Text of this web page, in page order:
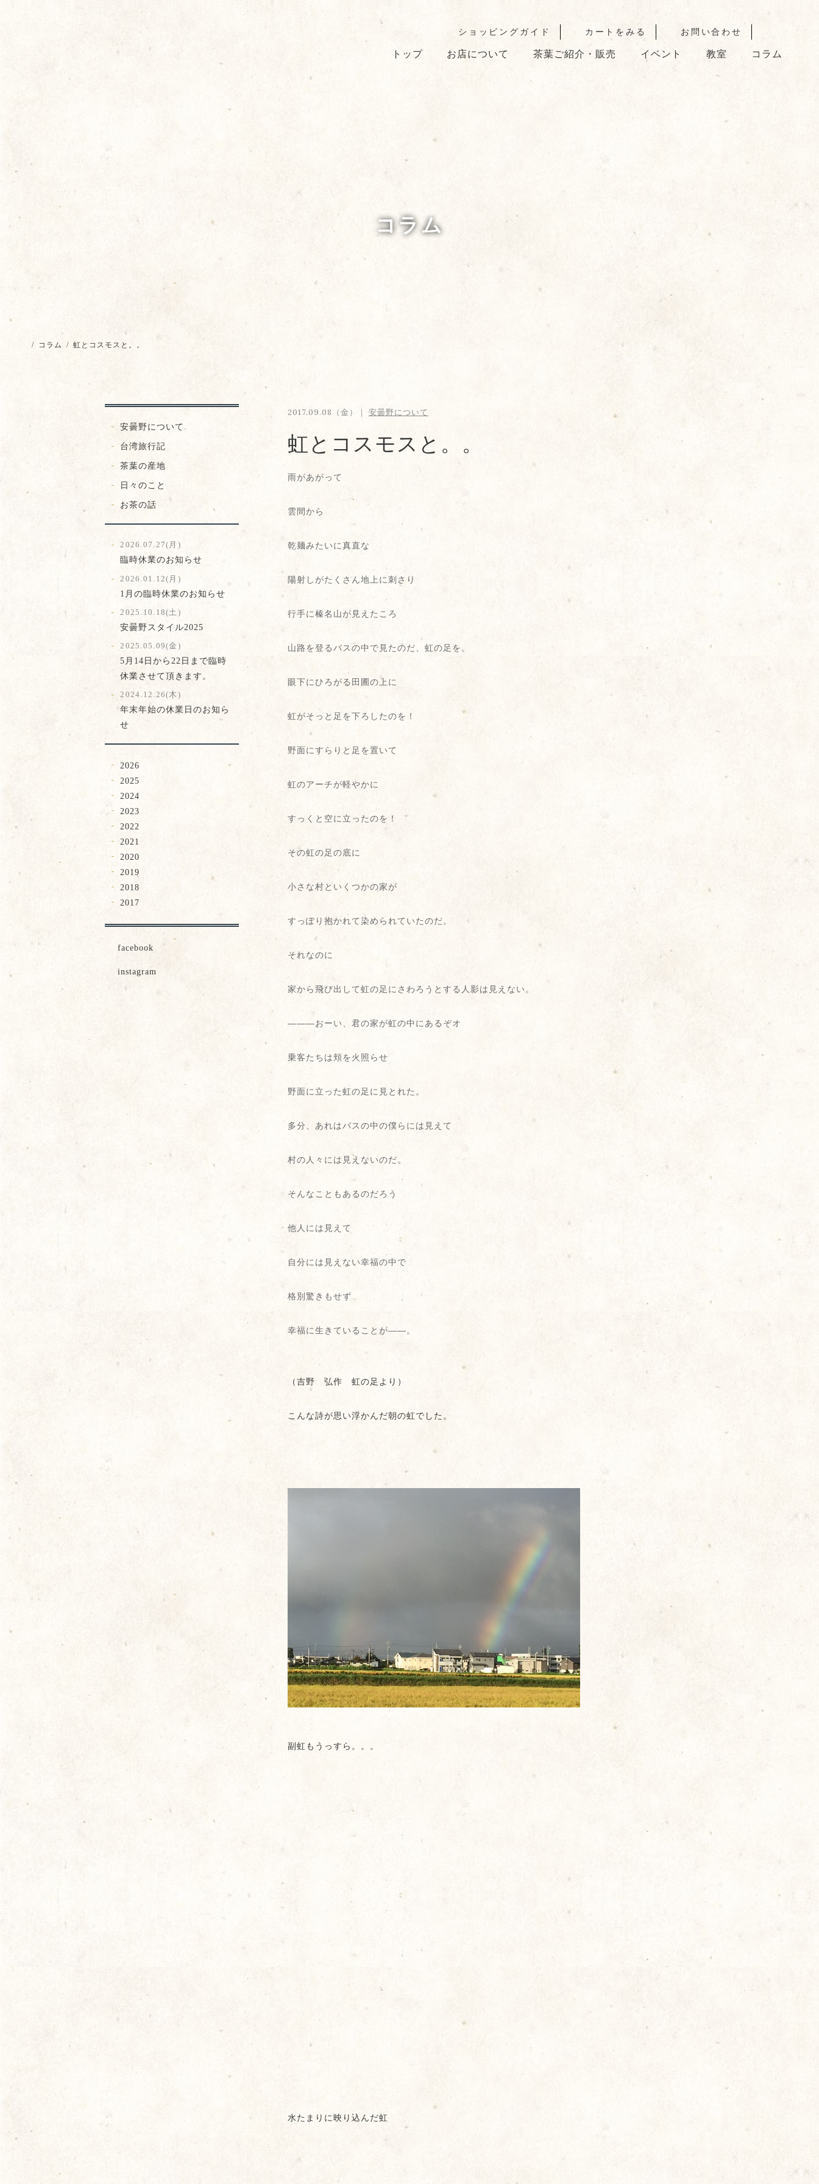
ショッピングガイド カートをみる お問い合わせ
トップ お店について 茶葉ご紹介・販売 イベント 教室 コラム
コラム
/ コラム / 虹とコスモスと。。
2017.09.08（金）｜ 安曇野について
虹とコスモスと。。
雨があがって
雲間から
乾麺みたいに真直な
陽射しがたくさん地上に刺さり
行手に榛名山が見えたころ
山路を登るバスの中で見たのだ、虹の足を。
眼下にひろがる田圃の上に
虹がそっと足を下ろしたのを！
野面にすらりと足を置いて
虹のアーチが軽やかに
すっくと空に立ったのを！
その虹の足の底に
小さな村といくつかの家が
すっぽり抱かれて染められていたのだ。
それなのに
家から飛び出して虹の足にさわろうとする人影は見えない。
―――おーい、君の家が虹の中にあるぞオ
乗客たちは頬を火照らせ
野面に立った虹の足に見とれた。
多分、あれはバスの中の僕らには見えて
村の人々には見えないのだ。
そんなこともあるのだろう
他人には見えて
自分には見えない幸福の中で
格別驚きもせず
幸福に生きていることが――。
（吉野 弘作 虹の足より）
こんな詩が思い浮かんだ朝の虹でした。
副虹もうっすら。。。
水たまりに映り込んだ虹
安曇野について
台湾旅行記
茶葉の産地
日々のこと
お茶の話
2026.07.27(月)
臨時休業のお知らせ
2026.01.12(月)
1月の臨時休業のお知らせ
2025.10.18(土)
安曇野スタイル2025
2025.05.09(金)
5月14日から22日まで臨時
休業させて頂きます。
2024.12.26(木)
年末年始の休業日のお知ら
せ
2026
2025
2024
2023
2022
2021
2020
2019
2018
2017
facebook
instagram